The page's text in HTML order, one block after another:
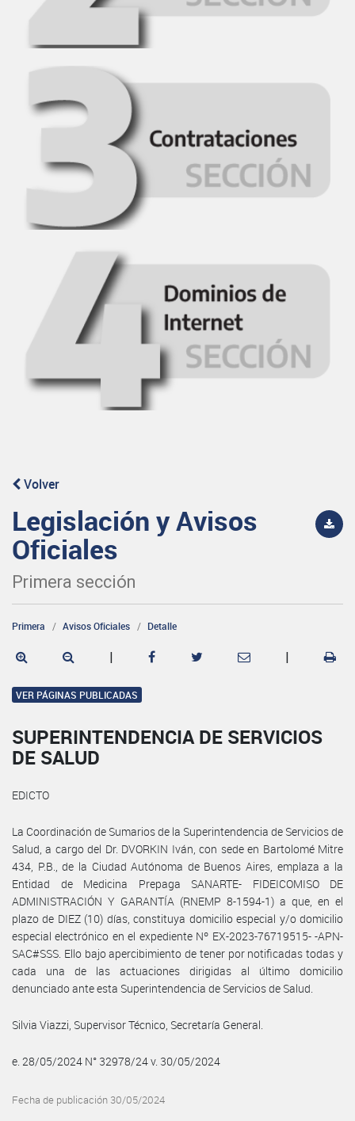
Volver
Legislación y Avisos
Oficiales
Primera sección
Primera Avisos Oficiales Detalle
| |
VER PÁGINAS PUBLICADAS
SUPERINTENDENCIA DE SERVICIOS
DE SALUD
EDICTO
La Coordinación de Sumarios de la Superintendencia de Servicios de
Salud, a cargo del Dr. DVORKIN Iván, con sede en Bartolomé Mitre
434, P.B., de la Ciudad Autónoma de Buenos Aires, emplaza a la
Entidad de Medicina Prepaga SANARTE- FIDEICOMISO DE
ADMINISTRACIÓN Y GARANTÍA (RNEMP 8-1594-1) a que, en el
plazo de DIEZ (10) días, constituya domicilio especial y/o domicilio
especial electrónico en el expediente Nº EX-2023-76719515- -APN-
SAC#SSS. Ello bajo apercibimiento de tener por notificadas todas y
cada una de las actuaciones dirigidas al último domicilio
denunciado ante esta Superintendencia de Servicios de Salud.
Silvia Viazzi, Supervisor Técnico, Secretaría General.
e. 28/05/2024 N° 32978/24 v. 30/05/2024
Fecha de publicación 30/05/2024